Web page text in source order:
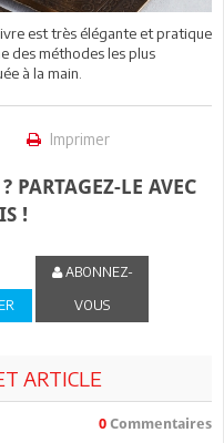
est très élégante et pratique
des méthodes les plus
à la main.
Imprimer
PARTAGEZ-LE AVEC
!
ABONNEZ-
VOUS
ARTICLE
0 Commentaires